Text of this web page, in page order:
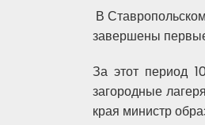
В
завершены
За этот период
загородные
края министр